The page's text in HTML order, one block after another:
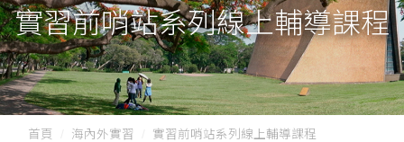
實習前哨站系列線上輔導課程
首頁 海內外實習 實習前哨站系列線上輔導課程